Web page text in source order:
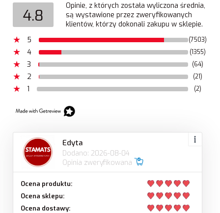
4.8
Opinie, z których została wyliczona średnia,
są wystawione przez zweryfikowanych
klientów, którzy dokonali zakupu w sklepie.
5
(7503)
4 (1355)
3 (64)
2 (21)
1 (2)
Edyta
Dodano: 2026-08-04
Opinia zweryfikowana
Ocena produktu:
Ocena sklepu:
Ocena dostawy: